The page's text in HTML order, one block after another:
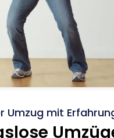
Umzug mit